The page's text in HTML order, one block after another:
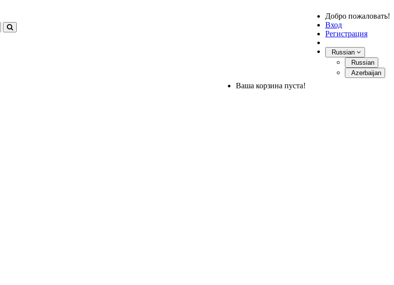
Добро пожаловать!
Вход
Регистрация
Russian
Russian
Azerbaijan
Ваша корзина пуста!